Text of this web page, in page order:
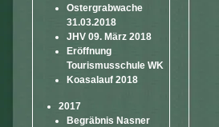
Ostergrabwache
31.03.2018
JHV 09. März 2018
Eröffnung
Tourismusschule WK
Koasalauf 2018
2017
Begräbnis Nasner